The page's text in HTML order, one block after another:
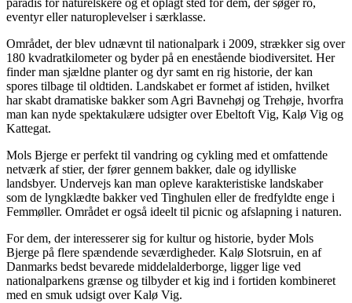
paradis for naturelskere og et oplagt sted for dem, der søger ro,
eventyr eller naturoplevelser i særklasse.
Området, der blev udnævnt til nationalpark i 2009, strækker sig over
180 kvadratkilometer og byder på en enestående biodiversitet. Her
finder man sjældne planter og dyr samt en rig historie, der kan
spores tilbage til oldtiden. Landskabet er formet af istiden, hvilket
har skabt dramatiske bakker som Agri Bavnehøj og Trehøje, hvorfra
man kan nyde spektakulære udsigter over Ebeltoft Vig, Kalø Vig og
Kattegat.
Mols Bjerge er perfekt til vandring og cykling med et omfattende
netværk af stier, der fører gennem bakker, dale og idylliske
landsbyer. Undervejs kan man opleve karakteristiske landskaber
som de lyngklædte bakker ved Tinghulen eller de fredfyldte enge i
Femmøller. Området er også ideelt til picnic og afslapning i naturen.
For dem, der interesserer sig for kultur og historie, byder Mols
Bjerge på flere spændende seværdigheder. Kalø Slotsruin, en af
Danmarks bedst bevarede middelalderborge, ligger lige ved
nationalparkens grænse og tilbyder et kig ind i fortiden kombineret
med en smuk udsigt over Kalø Vig.